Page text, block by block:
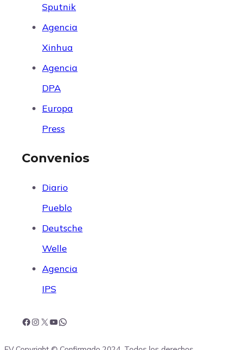
Sputnik
Agencia
Xinhua
Agencia
DPA
Europa
Press
Convenios
Diario
Pueblo
Deutsche
Welle
Agencia
IPS